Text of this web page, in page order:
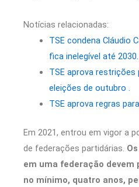
Notícias relacionadas:
TSE condena Cláudio
fica inelegível até 2030.
TSE aprova restrições
eleições de outubro .
TSE aprova regras
Em 2021, entrou em vigor a
de federações partidárias.
em uma federação devem
no mínimo, quatro anos,